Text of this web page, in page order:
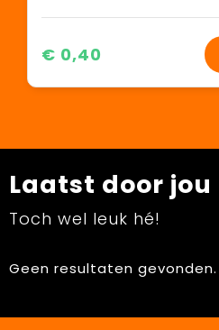
€ 0,40
Laatst door jou
Toch wel leuk hé!
Geen resultaten gevonden.